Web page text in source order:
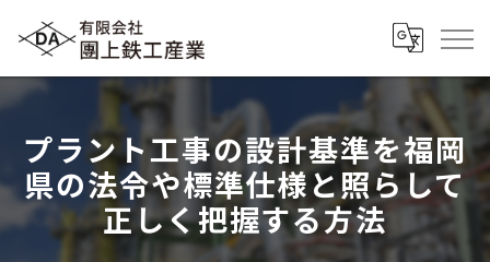
プラント工事の設計基準を福岡
県の法令や標準仕様と照らして
正しく把握する方法